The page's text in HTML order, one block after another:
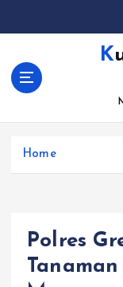
KumparanRaky
Home
Polres